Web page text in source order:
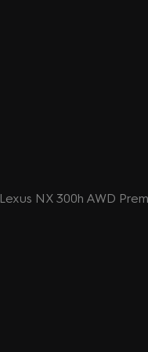
Lexus NX 300h AWD